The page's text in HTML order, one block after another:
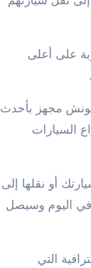
على أعلى
مجهز بأحدث
السيارات
أو نقلها إلى
والخدمة السريعة. ببساطة، اتصل برقم الونش المتاح على مدار 24 ساعة في اليوم وسيصل
التي